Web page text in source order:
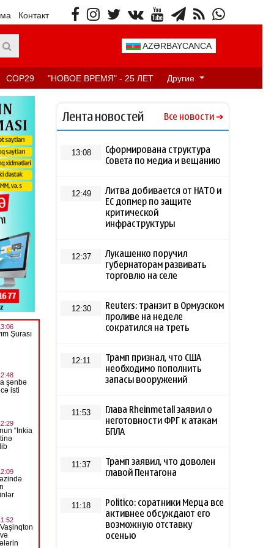
Контакт
AZƏRBAYCANCA
COP29 "НОВОЕ ВРЕМЯ" - 25 ЛЕТ Другие
Лента новостей Все новости
13:08
Сформирована структура
Совета по медиа и вещанию
12:49
Литва добивается от НАТО и
ЕС допмер по защите
критической
инфраструктуры
12:37
Лукашенко поручил
губернаторам развивать
торговлю на селе
12:30
Reuters: транзит в Ормузском
проливе на неделе
сократился на треть
12:11
Трамп признал, что США
необходимо пополнить
запасы вооружений
11:53
Глава Rheinmetall заявил о
неготовности ФРГ к атакам
БПЛА
11:37
Трамп заявил, что доволен
главой Пентагона
11:18
Politico: соратники Мерца все
активнее обсуждают его
возможную отставку
осенью